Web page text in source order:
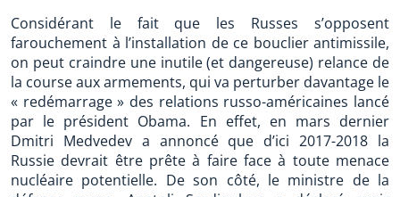
Considérant le fait que les Russes s’opposent
farouchement à l’installation de ce bouclier antimissile,
on peut craindre une inutile (et dangereuse) relance de
la course aux armements, qui va perturber davantage le
« redémarrage » des relations russo-américaines lancé
par le président Obama. En effet, en mars dernier
Dmitri Medvedev a annoncé que d’ici 2017-2018 la
Russie devrait être prête à faire face à toute menace
nucléaire potentielle. De son côté, le ministre de la